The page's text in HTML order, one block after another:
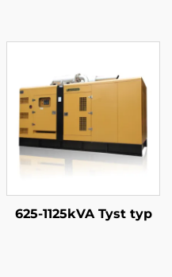
625-1125kVA Tyst typ